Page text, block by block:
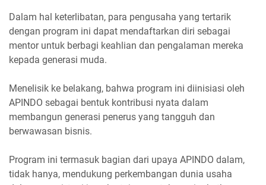
Dalam hal keterlibatan, para pengusaha yang tertarik
dengan program ini dapat mendaftarkan diri sebagai
mentor untuk berbagi keahlian dan pengalaman mereka
kepada generasi muda.
Menelisik ke belakang, bahwa program ini diinisiasi oleh
APINDO sebagai bentuk kontribusi nyata dalam
membangun generasi penerus yang tangguh dan
berwawasan bisnis.
Program ini termasuk bagian dari upaya APINDO dalam,
tidak hanya, mendukung perkembangan dunia usaha